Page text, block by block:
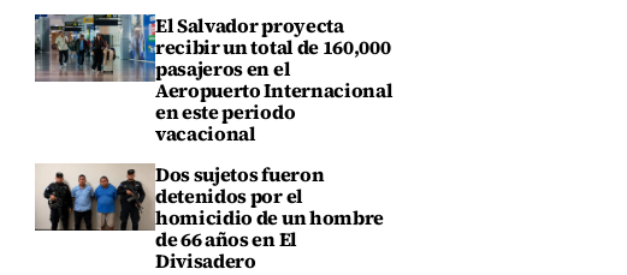
El Salvador proyecta
recibir un total de 160,000
pasajeros en el
Aeropuerto Internacional
en este periodo
vacacional
Dos sujetos fueron
detenidos por el
homicidio de un hombre
de 66 años en El
Divisadero